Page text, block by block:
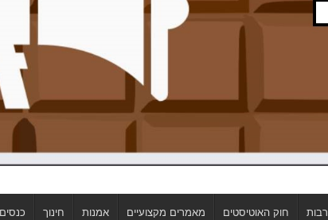
חוק האוטיסטים מאמרים מקצועיים אמנות חינוך כנסים